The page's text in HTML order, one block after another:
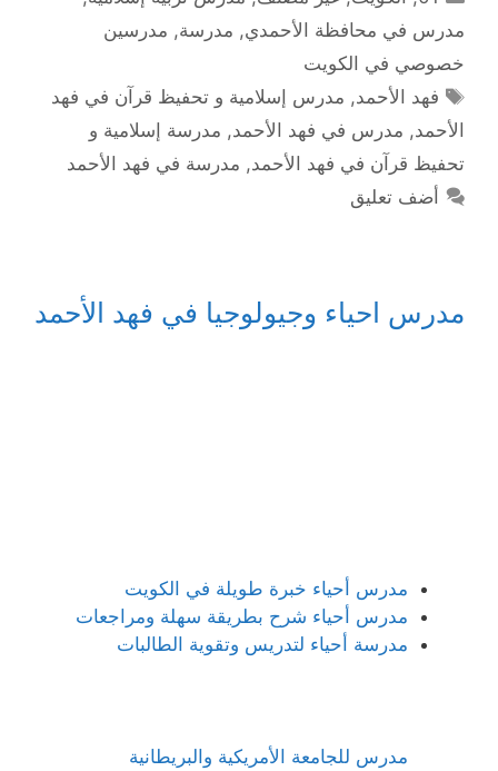
مدرس في محافظة الأحمدي, مدرسة, مدرسين
خصوصي في الكويت
الوسوم
فهد الأحمد, مدرس إسلامية و تحفيظ قرآن في فهد
الأحمد, مدرس في فهد الأحمد, مدرسة إسلامية و
تحفيظ قرآن في فهد الأحمد, مدرسة في فهد الأحمد
أضف تعليق
مدرس احياء وجيولوجيا في فهد الأحمد
مدرس أحياء خبرة طويلة في الكويت
مدرس أحياء شرح بطريقة سهلة ومراجعات
مدرسة أحياء لتدريس وتقوية الطالبات
مدرس للجامعة الأمريكية والبريطانية